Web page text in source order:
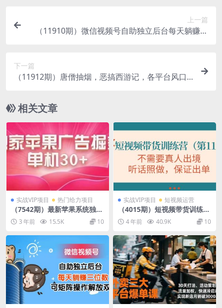
上一篇
（11910期）微信视频号自助独立后台每天躺赚三
下一篇
（11912期）唐僧抽烟，恶搞西游记，各平台风口
相关文章
实战VIP项目 热门给力项目
（7542期）最新苹果系统独家
小游戏刷金 单机日入30-50 稳
定长久吃肉玩法
3 年前 15.5K 10
实战VIP项目 短视频运营
（4015期）短视频带货训练营
（第11期），不需要真人出
境，听话照做，保证出单
4 年前 40.9K 10